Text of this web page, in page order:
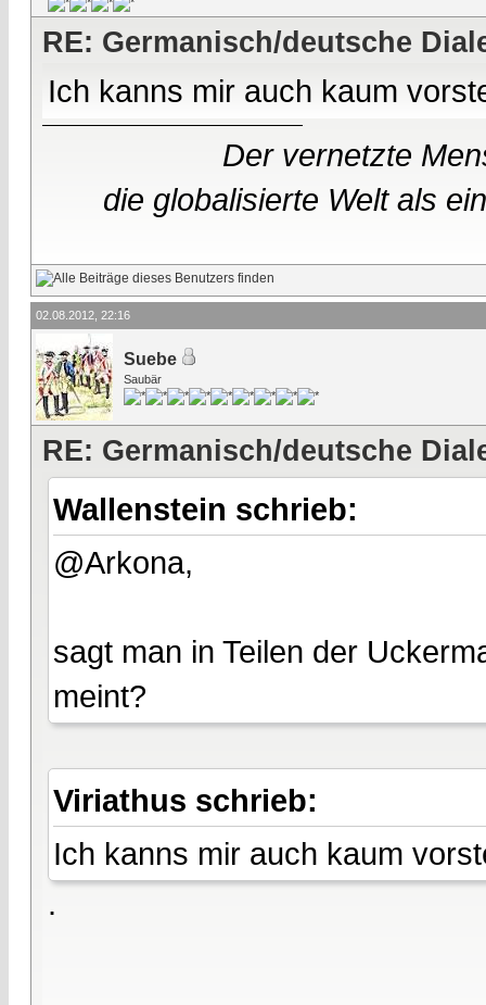
RE: Germanisch/deutsche
Ich kanns mir auch kaum
Der vernetzte
die globalisierte Welt als
02.08.2012, 22:16
Suebe
Saubär
RE: Germanisch/deutsche
Wallenstein schrieb:
@Arkona,
sagt man in Teilen der
meint?
Viriathus schrieb:
Ich kanns mir auch kaum
.